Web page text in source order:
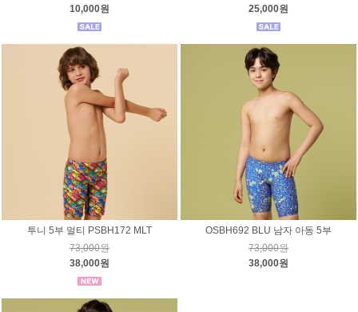
10,000원
25,000원
투니 5부 멀티 PSBH172 MLT
73,000원
38,000원
OSBH692 BLU 남자 아동 5부
73,000원
38,000원